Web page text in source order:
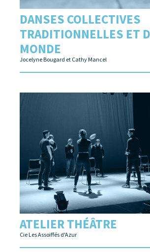
DANSES COLLECTIVES
TRADITIONNELLES ET
MONDE
Jocelyne Bougard et Cathy Mancel
ATELIER THÉÂTRE
Cie Les Assoiffés d'Azur